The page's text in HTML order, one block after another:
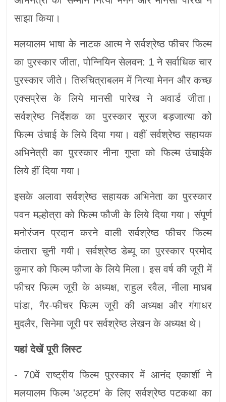
साझा किया।
मलयालम भाषा के नाटक आत्म ने सर्वश्रेष्ठ फीचर फिल्म
का पुरस्कार जीता, पोन्नियिन सेलवन: 1 ने सर्वाधिक चार
पुरस्कार जीते। तिरुचित्राबलम में नित्या मेनन और कच्छ
एक्सप्रेस के लिये मानसी पारेख ने अवार्ड जीता।
सर्वश्रेष्ठ निर्देशक का पुरस्कार सूरज बड़जात्या को
फिल्म उंचाई के लिये दिया गया। वहीं सर्वश्रेष्ठ सहायक
अभिनेत्री का पुरस्कार नीना गुप्ता को फिल्म उंचाईके
लिये हीं दिया गया।
इसके अलावा सर्वश्रेष्ठ सहायक अभिनेता का पुरस्कार
पवन मल्होत्रा को फिल्म फौजी के लिये दिया गया। संपूर्ण
मनोरंजन प्रदान करने वाली सर्वश्रेष्ठ फीचर फिल्म
कंतारा चुनी गयी। सर्वश्रेष्ठ डेब्यू का पुरस्कार प्रमोद
कुमार को फिल्म फौजा के लिये मिला। इस वर्ष की जूरी में
फीचर फिल्म जूरी के अध्यक्ष, राहुल रवैल, नीला माधब
पांडा, गैर-फीचर फिल्म जूरी की अध्यक्ष और गंगाधर
मुदलैर, सिनेमा जूरी पर सर्वश्रेष्ठ लेखन के अध्यक्ष थे।
यहां देखें पूरी लिस्ट
- 70वें राष्ट्रीय फिल्म पुरस्कार में आनंद एकार्शी ने
मलयालम फिल्म 'अट्टम' के लिए सर्वश्रेष्ठ पटकथा का